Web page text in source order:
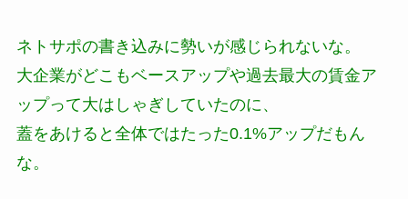
ネトサポの書き込みに勢いが感じられないな。
大企業がどこもベースアップや過去最大の賃金ア
ップって大はしゃぎしていたのに、
蓋をあけると全体ではたった0.1%アップだもん
な。